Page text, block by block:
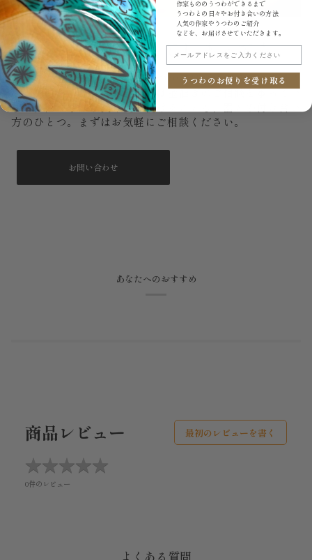
もし、いつか割れてしまっても。
大切に使っていても、器はいつか欠けたり割れたりするこ
とがあります。うつわ御結では金継ぎのご相談を承ってい
ます。直しながら長く使い続けることも、器との付き合い
方のひとつ。まずはお気軽にご相談ください。
お問い合わせ
あなたへのおすすめ
商品レビュー 最初のレビューを書く
★★★★★
★★★★★
0件のレビュー
よくある質問
作家もののうつわができるまで
うつわとの日々やお付き合いの方法
人気の作家やうつわのご紹介
などを、お届けさせていただきます。
うつわのお便りを受け取る